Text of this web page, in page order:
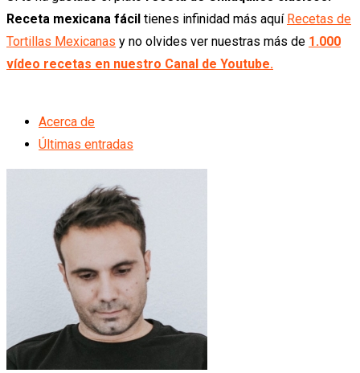
Receta mexicana fácil tienes infinidad más aquí Recetas de
Tortillas Mexicanas y no olvides ver nuestras más de 1.000
vídeo recetas en nuestro Canal de Youtube.
Acerca de
Últimas entradas